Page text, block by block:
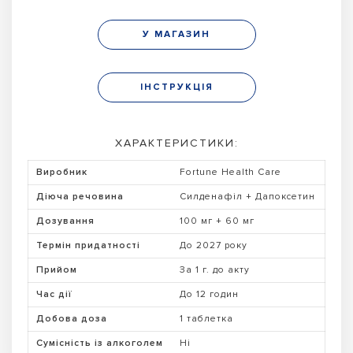
У МАГАЗИН
ІНСТРУКЦІЯ
ХАРАКТЕРИСТИКИ:
Виробник Fortune Health Care
Діюча речовина Силденафіл + Дапоксетин
Дозування 100 мг + 60 мг
Термін придатності До 2027 року
Прийом За 1 г. до акту
Час дії До 12 годин
Добова доза 1 таблетка
Сумісність із алкоголем Ні